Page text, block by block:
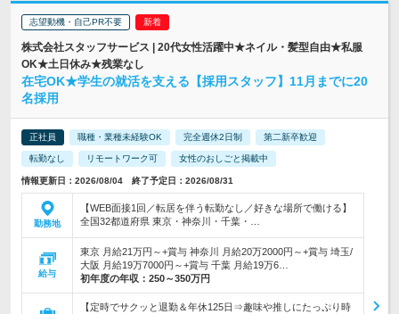
志望動機・自己PR不要
株式会社スタッフサービス | 20代女性活躍中★ネイル・髪型自由★私服
OK★土日休み★残業なし
在宅OK★学生の就活を支える【採用スタッフ】11月までに20
名採用
正社員 職種・業種未経験OK 完全週休2日制 第二新卒歓迎
転勤なし リモートワーク可 女性のおしごと掲載中
情報更新日：2026/08/04 終了予定日：2026/08/31
勤務地
【WEB面接1回／転居を伴う転勤なし／好きな場所で働ける】
全国32都道府県 東京・神奈川・千葉・…
給与
東京 月給21万円～+賞与 神奈川 月給20万2000円～+賞与 埼玉/
大阪 月給19万7000円～+賞与 千葉 月給19万6…
初年度の年収： 250～350万円
【定時でサクッと退勤＆年休125日⇒趣味や推しにたっぷり時